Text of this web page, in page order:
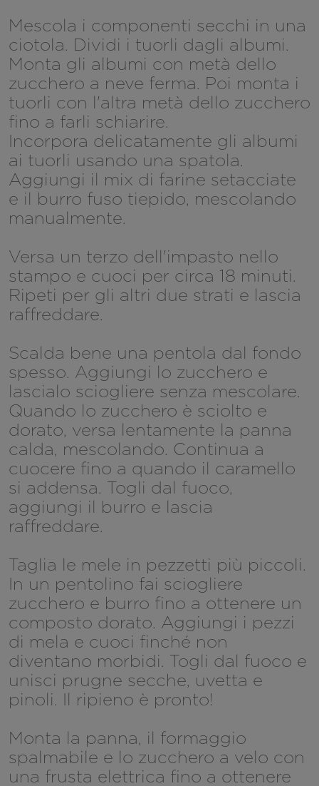
Mescola i componenti secchi in una
ciotola. Dividi i tuorli dagli albumi.
Monta gli albumi con metà dello
zucchero a neve ferma. Poi monta i
tuorli con l'altra metà dello zucchero
fino a farli schiarire.
Incorpora delicatamente gli albumi
ai tuorli usando una spatola.
Aggiungi il mix di farine setacciate
e il burro fuso tiepido, mescolando
manualmente.
Versa un terzo dell'impasto nello
stampo e cuoci per circa 18 minuti.
Ripeti per gli altri due strati e lascia
raffreddare.
Scalda bene una pentola dal fondo
spesso. Aggiungi lo zucchero e
lascialo sciogliere senza mescolare.
Quando lo zucchero è sciolto e
dorato, versa lentamente la panna
calda, mescolando. Continua a
cuocere fino a quando il caramello
si addensa. Togli dal fuoco,
aggiungi il burro e lascia
raffreddare.
Taglia le mele in pezzetti più piccoli.
In un pentolino fai sciogliere
zucchero e burro fino a ottenere un
composto dorato. Aggiungi i pezzi
di mela e cuoci finché non
diventano morbidi. Togli dal fuoco e
unisci prugne secche, uvetta e
pinoli. Il ripieno è pronto!
Monta la panna, il formaggio
spalmabile e lo zucchero a velo con
una frusta elettrica fino a ottenere